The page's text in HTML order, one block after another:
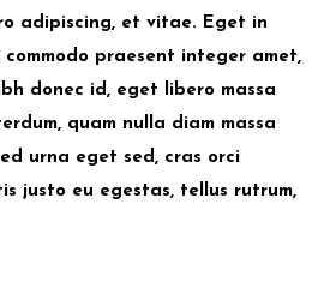
adipiscing, et vitae. Eget in
commodo praesent integer amet,
donec id, eget libero massa
quam nulla diam massa
urna eget sed, cras orci
justo eu egestas, tellus rutrum,